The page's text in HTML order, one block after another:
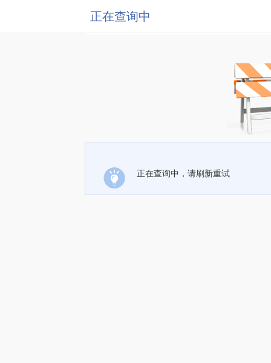
正在查询中
正在查询中，请刷新重试